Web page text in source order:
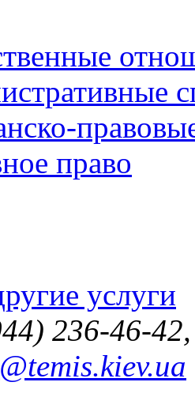
право
услуги
236-46-